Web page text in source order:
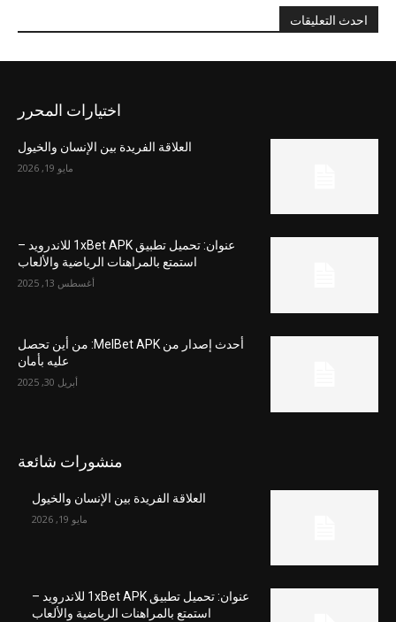
احدث التعليقات
اختيارات المحرر
العلاقة الفريدة بين الإنسان والخيول
مايو 19, 2026
عنوان: تحميل تطبيق 1xBet APK للاندرويد –
استمتع بالمراهنات الرياضية والألعاب
أغسطس 13, 2025
أحدث إصدار من MelBet APK: من أين تحصل
عليه بأمان
أبريل 30, 2025
منشورات شائعة
العلاقة الفريدة بين الإنسان والخيول
مايو 19, 2026
عنوان: تحميل تطبيق 1xBet APK للاندرويد –
استمتع بالمراهنات الرياضية والألعاب